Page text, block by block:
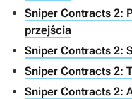
Sniper Contracts 2:
przejścia
Sniper Contracts 2:
Sniper Contracts 2:
Sniper Contracts 2: